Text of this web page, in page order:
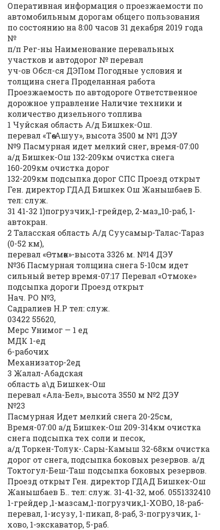
Оперативная информация о проезжаемости по
автомобильным дорогам общего пользования
по состоянию на 8:00 часов 31 декабря 2019 года
№
п/п Рег-ны Наименование перевальных
участков и автодорог № перевал
уч-ов Обсл-ся ДЭПом Погодные условия и
толщина снега Проделанная работа
Проезжаемость по автодороге Ответственное
дорожное управление Наличие техники и
количество дизельного топлива
1 Чуйская область А/д Бишкек-Ош.
перевал «Төө-Ашуу», высота 3500 м №1 ДЭУ
№9 Пасмурная идет мелкий снег, время-07:00
а/д Бишкек-Ош 132-209км очистка снега
160-209км очистка дорог
132-209км подсыпка дорог СПС Проезд открыт
Ген. директор ГДАД Бишкек Ош Жанышбаев Б.
тел: служ.
31 41-32 1)погрузчик,1-грейдер, 2-маз,,10-раб, 1-
автокран.
2 Таласская область А/д Суусамыр-Талас-Тараз
(0-52 км),
перевал «Өтмөк»-высота 3326 м. №14 ДЭУ
№36 Пасмурная толщина снега 5-10см идет
сильный ветер время-07:17 Перевал «Отмоке»
подсыпка дороги Проезд открыт
Нач. РО №3,
Садралиев Н.Р тел: служ.
03422 55620,
Мерс Унимог — 1 ед
МДК 1-ед
6-рабочих
Механизатор-2ед
3 Жалал-Абадская
область а\д Бишкек-Ош
перевал «Ала-Бел», высота 3550 м №2 ДЭУ
№23
Пасмурная Идет мелкий снега 20-25см,
Время-07:00 а/д Бишкек-Ош 209-314км очистка
снега подсыпка тех соли и песок,
а/д Торкен-Толук-.Сары-Камыш 32-68км очистка
дорог от снега, подсыпка боковых резервов. а/д
Токтогул-Беш-Таш подсыпка боковых резервов.
Проезд открыт Ген. директор ГДАД Бишкек-Ош
Жанышбаев Б.. тел: служ. 31-41-32, моб. 0551332410
1-грейдер ,1-мазсам,1-погрузчик,1-ХОВО, 18-раб-
перевал, 1-исузу, 1-пикап, 8-раб, 3-погрузчик, 1-
хово, 1-экскаватор, 5-раб.